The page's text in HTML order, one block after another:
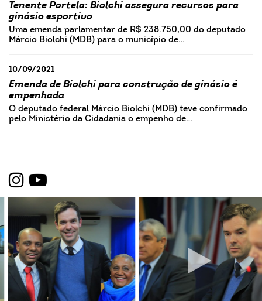
Tenente Portela: Biolchi assegura recursos para
ginásio esportivo
Uma emenda parlamentar de R$ 238.750,00 do deputado
Márcio Biolchi (MDB) para o município de…
10/09/2021
Emenda de Biolchi para construção de ginásio é
empenhada
O deputado federal Márcio Biolchi (MDB) teve confirmado
pelo Ministério da Cidadania o empenho de…